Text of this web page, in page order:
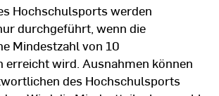
Hochschulsports werden
durchgeführt, wenn die
Mindestzahl von 10
erreicht wird. Ausnahmen können
des Hochschulsports